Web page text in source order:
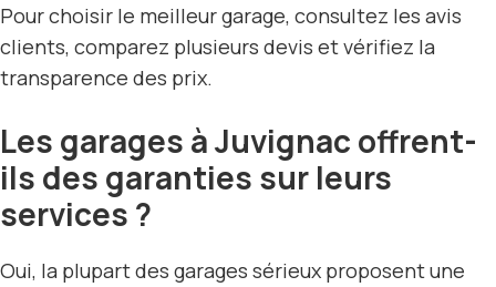
Pour choisir le meilleur garage, consultez les avis
clients, comparez plusieurs devis et vérifiez la
transparence des prix.
Les garages à Juvignac offrent-
ils des garanties sur leurs
services ?
Oui, la plupart des garages sérieux proposent une